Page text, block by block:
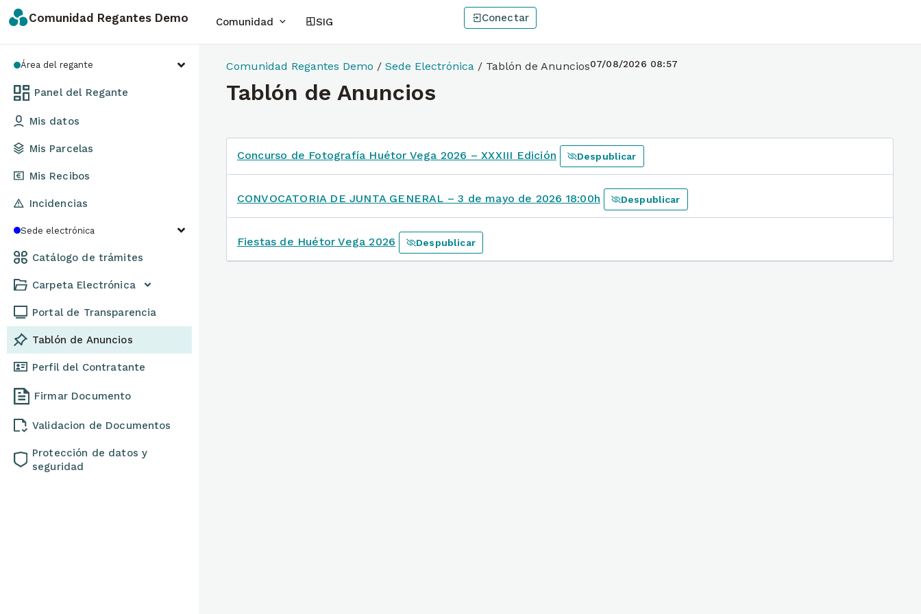
Comunidad Regantes Demo Comunidad SIG Conectar
Área del regante
Panel del Regante
Mis datos
Mis Parcelas
Mis Recibos
Incidencias
Sede electrónica
Catálogo de trámites
Carpeta Electrónica
Portal de Transparencia
Tablón de Anuncios
Perfil del Contratante
Firmar Documento
Validacion de Documentos
Protección de datos y
seguridad
Comunidad Regantes Demo / Sede Electrónica/ Tablón de Anuncios07/08/2026 08:57
Tablón de Anuncios
Concurso de Fotografía Huétor Vega 2026 – XXXIII Edición Despublicar
CONVOCATORIA DE JUNTA GENERAL – 3 de mayo de 2026 18:00h Despublicar
Fiestas de Huétor Vega 2026 Despublicar